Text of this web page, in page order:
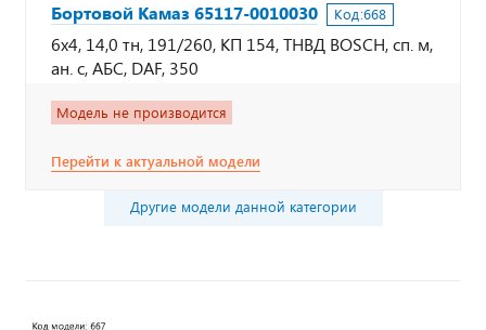
Бортовой Камаз 65117-0010030 Код:668
6х4, 14,0 тн, 191/260, КП 154, ТНВД BOSCH, сп. м,
ан. с, АБС, DAF, 350
Модель не производится
Перейти к актуальной модели
Другие модели данной категории